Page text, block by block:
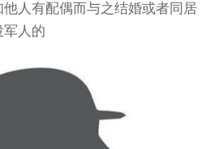
人有配偶而与之结婚或者同居
军人的